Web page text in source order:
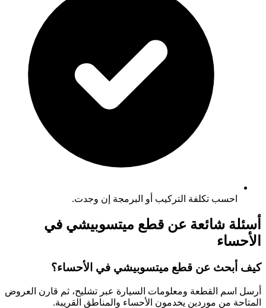
احسب تكلفة التركيب أو البرمجة إن وجدت.
أسئلة شائعة عن قطع ميتسوبيشي في
الأحساء
كيف أبحث عن قطع ميتسوبيشي في الأحساء؟
أرسل اسم القطعة ومعلومات السيارة عبر تشليح، ثم قارن العروض
المتاحة من موردين يخدمون الأحساء والمناطق القريبة.